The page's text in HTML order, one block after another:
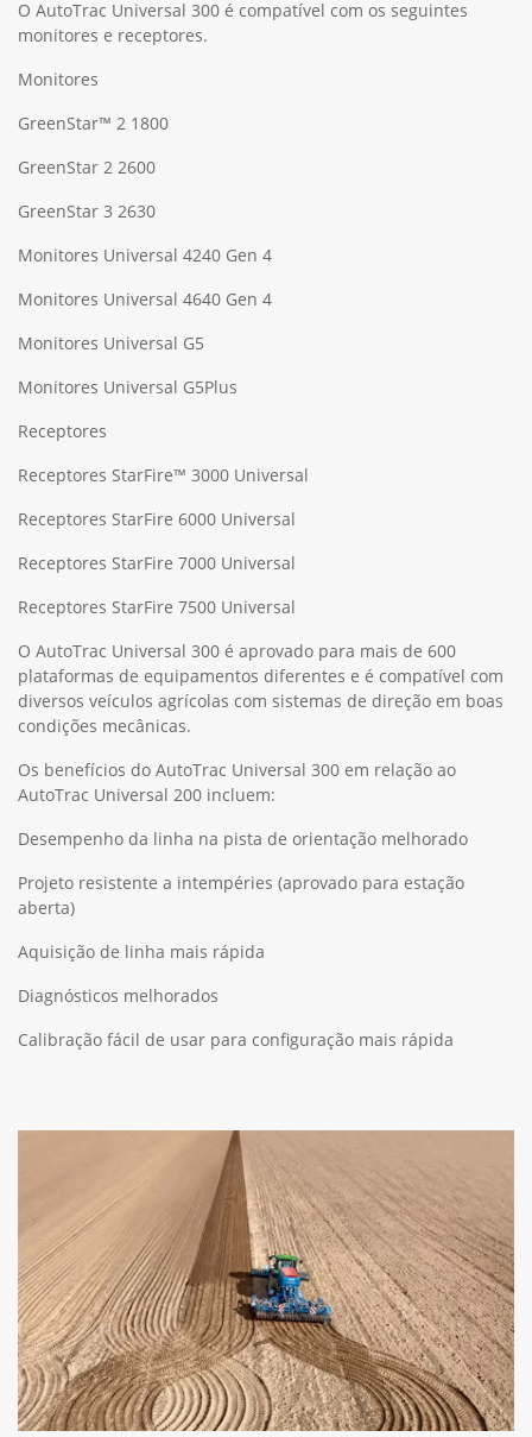
O AutoTrac Universal 300 é compatível com os seguintes
monitores e receptores.
Monitores
GreenStar™ 2 1800
GreenStar 2 2600
GreenStar 3 2630
Monitores Universal 4240 Gen 4
Monitores Universal 4640 Gen 4
Monitores Universal G5
Monitores Universal G5Plus
Receptores
Receptores StarFire™ 3000 Universal
Receptores StarFire 6000 Universal
Receptores StarFire 7000 Universal
Receptores StarFire 7500 Universal
O AutoTrac Universal 300 é aprovado para mais de 600
plataformas de equipamentos diferentes e é compatível com
diversos veículos agrícolas com sistemas de direção em boas
condições mecânicas.
Os benefícios do AutoTrac Universal 300 em relação ao
AutoTrac Universal 200 incluem:
Desempenho da linha na pista de orientação melhorado
Projeto resistente a intempéries (aprovado para estação
aberta)
Aquisição de linha mais rápida
Diagnósticos melhorados
Calibração fácil de usar para configuração mais rápida